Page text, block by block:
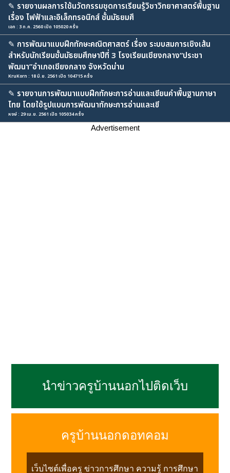
✎ รายงานผลการใช้นวัตกรรมชุดการเรียนรู้วิชาวิทยาศาสตร์พื้นฐาน
เรื่อง ไฟฟ้าและอิเล็กทรอนิกส์ ชั้นมัธยมศึ
เอก : 3 ก.ค. 2560 เปิด 105020 ครั้ง
✎ การพัฒนาแบบฝึกทักษะคณิตศาสตร์ เรื่อง ระบบสมการเชิงเส้น
สำหรับนักเรียนชั้นมัธยมศึกษาปีที่ 3 โรงเรียนเชียงกลาง“ประชา
พัฒนา”อำเภอเชียงกลาง จังหวัดน่าน
KruKorn : 18 มิ.ย. 2561 เปิด 104715 ครั้ง
✎ รายงานการพัฒนาแบบฝึกทักษะการอ่านและเขียนคำพื้นฐานภาษา
ไทย โดยใช้รูปแบบการพัฒนาทักษะการอ่านและเขี
หงษ์ : 29 เม.ย. 2561 เปิด 105034 ครั้ง
Advertisement
นำข่าวครูบ้านนอกไปติดเว็บ
ครูบ้านนอกดอทคอม
เว็บไซต์เพื่อครู ข่าวการศึกษา ความรู้ การศึกษา